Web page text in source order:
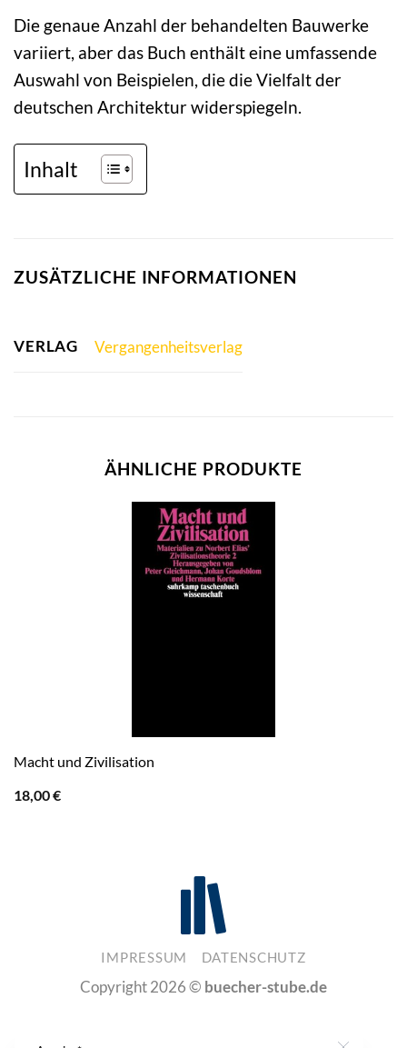
Die genaue Anzahl der behandelten Bauwerke
variiert, aber das Buch enthält eine umfassende
Auswahl von Beispielen, die die Vielfalt der
deutschen Architektur widerspiegeln.
Inhalt
ZUSÄTZLICHE INFORMATIONEN
VERLAG Vergangenheitsverlag
ÄHNLICHE PRODUKTE
Macht und Zivilisation
18,00€
IMPRESSUM DATENSCHUTZ
Copyright 2026 © buecher-stube.de